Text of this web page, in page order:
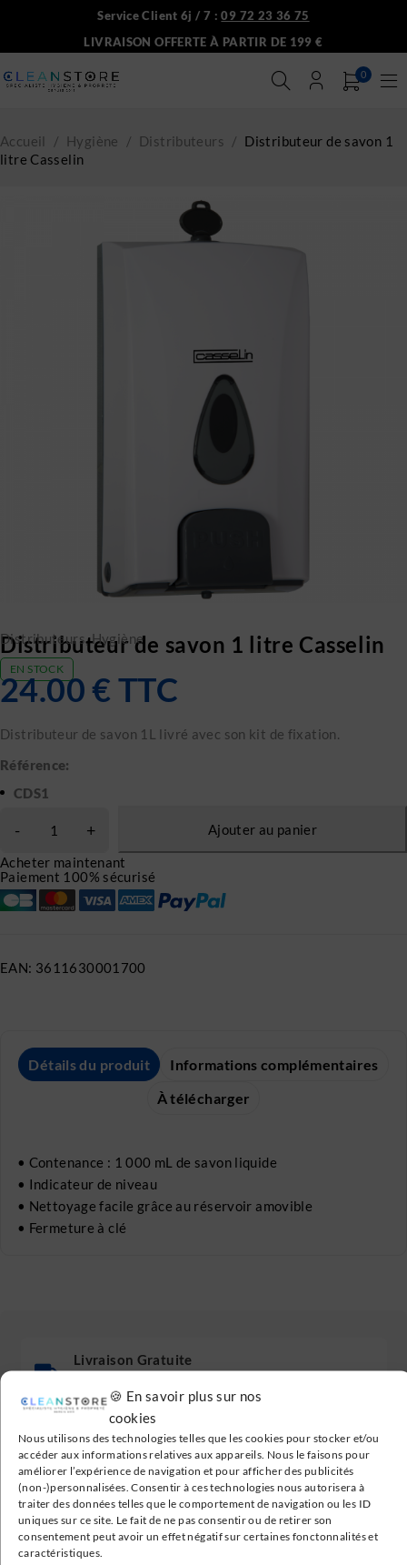
🍪 En savoir plus sur nos
cookies
Nous utilisons des technologies telles que les cookies pour stocker et/ou
accéder aux informations relatives aux appareils. Nous le faisons pour
améliorer l’expérience de navigation et pour afficher des publicités
(non-)personnalisées. Consentir à ces technologies nous autorisera à
traiter des données telles que le comportement de navigation ou les ID
uniques sur ce site. Le fait de ne pas consentir ou de retirer son
consentement peut avoir un effet négatif sur certaines fonctonnalités et
caractéristiques.
Service Client 6j / 7 :09 72 23 36 75
LIVRAISON OFFERTE À PARTIR DE 199 €
0
Accueil / Hygiène / Distributeurs / Distributeur de savon 1
litre Casselin
Distributeurs,Hygiène
Distributeur de savon 1 litre Casselin
EN STOCK
24.00€ TTC
Distributeur de savon 1L livré avec son kit de fixation.
Référence:
CDS1
Ajouter au panier
Acheter maintenant
Paiement 100% sécurisé
EAN: 3611630001700
Détails du produit
Informations complémentaires
À télécharger
• Contenance : 1 000 mL de savon liquide
• Indicateur de niveau
• Nettoyage facile grâce au réservoir amovible
• Fermeture à clé
Livraison Gratuite
Paiement Sécurisé
Transactions 100% sécurisées
Avis Clients Vérifiés
Nos avis clients sont vérifiés